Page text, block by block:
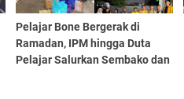
Pelajar Bone Bergerak di
Ramadan, IPM hingga Duta
Pelajar Salurkan Sembako dan